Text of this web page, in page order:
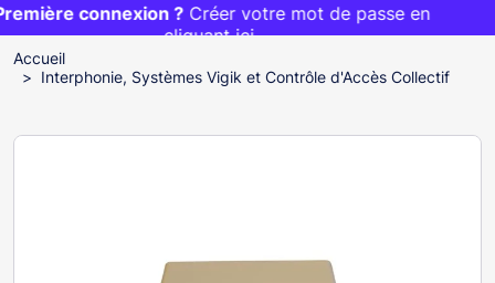
Première commande ?20€ OFFERT sur votre panier
et livraison 24/48h gratuite avec le codeBIENVENUE
connexion ?Créer votre mot de passe en
cliquant ici
EXCLU WEB :
Accueil
Interphonie, Systèmes Vigik et Contrôle d'Accès Collectif